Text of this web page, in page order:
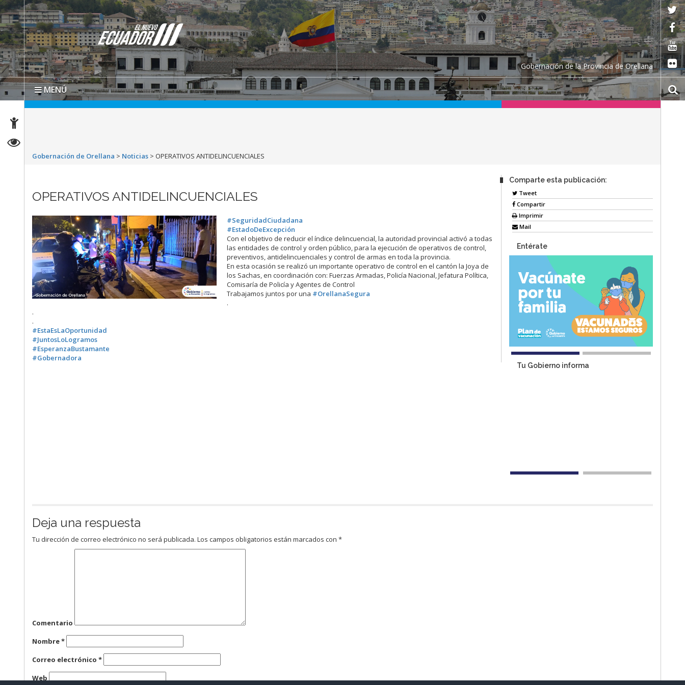
Gobernación de la Provincia de Orellana
MENÚ
Gobernación de Orellana > Noticias > OPERATIVOS ANTIDELINCUENCIALES
OPERATIVOS ANTIDELINCUENCIALES
#SeguridadCiudadana
#EstadoDeExcepción
Con el objetivo de reducir el índice delincuencial, la autoridad provincial activó a todas
las entidades de control y orden público, para la ejecución de operativos de control,
preventivos, antidelincuenciales y control de armas en toda la provincia.
En esta ocasión se realizó un importante operativo de control en el cantón la Joya de
los Sachas, en coordinación con: Fuerzas Armadas, Policía Nacional, Jefatura Política,
Comisaría de Policía y Agentes de Control
Trabajamos juntos por una #OrellanaSegura
.
.
.
#EstaEsLaOportunidad
#JuntosLoLogramos
#EsperanzaBustamante
#Gobernadora
Comparte esta publicación:
Tweet
Compartir
Imprimir
Mail
Entérate
Tu Gobierno informa
Deja una respuesta
Tu dirección de correo electrónico no será publicada. Los campos obligatorios están marcados con*
Comentario
Nombre*
Correo electrónico*
Web